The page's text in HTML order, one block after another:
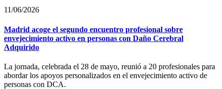
11/06/2026
Madrid acoge el segundo encuentro profesional sobre
envejecimiento activo en personas con Daño Cerebral
Adquirido
La jornada, celebrada el 28 de mayo, reunió a 20 profesionales para
abordar los apoyos personalizados en el envejecimiento activo de
personas con DCA.